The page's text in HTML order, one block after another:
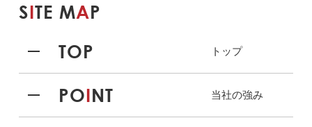
SITE MAP
TOP
トップ
POINT 当社の強み